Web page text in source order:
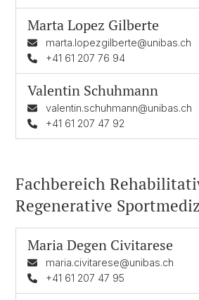
Marta Lopez Gilberte
marta.lopezgilberte@unibas.ch
+41 61 207 76 94
Valentin Schuhmann
valentin.schuhmann@unibas.ch
+41 61 207 47 92
Fachbereich
Regenerative
Maria Degen Civitarese
maria.civitarese@unibas.ch
+41 61 207 47 95